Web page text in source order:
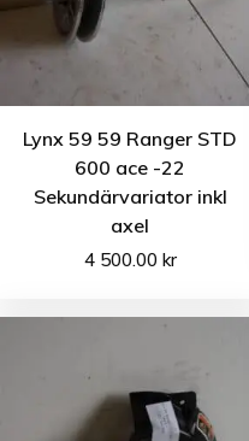
Lynx 59 59 Ranger STD
600 ace -22
Sekundärvariator inkl
axel
4 500.00 kr